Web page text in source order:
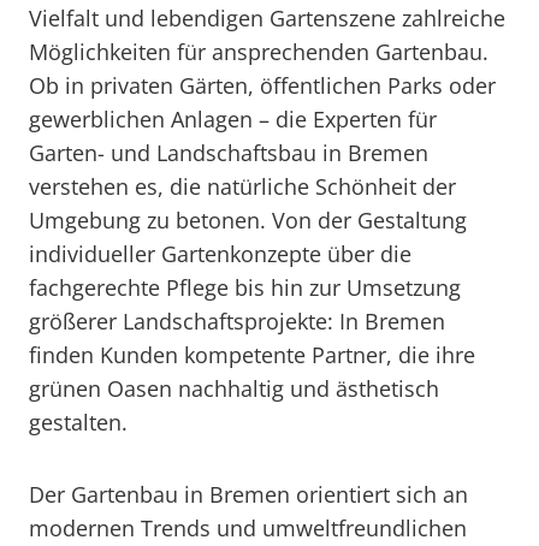
Vielfalt und lebendigen Gartenszene zahlreiche
Möglichkeiten für ansprechenden Gartenbau.
Ob in privaten Gärten, öffentlichen Parks oder
gewerblichen Anlagen – die Experten für
Garten- und Landschaftsbau in Bremen
verstehen es, die natürliche Schönheit der
Umgebung zu betonen. Von der Gestaltung
individueller Gartenkonzepte über die
fachgerechte Pflege bis hin zur Umsetzung
größerer Landschaftsprojekte: In Bremen
finden Kunden kompetente Partner, die ihre
grünen Oasen nachhaltig und ästhetisch
gestalten.
Der Gartenbau in Bremen orientiert sich an
modernen Trends und umweltfreundlichen